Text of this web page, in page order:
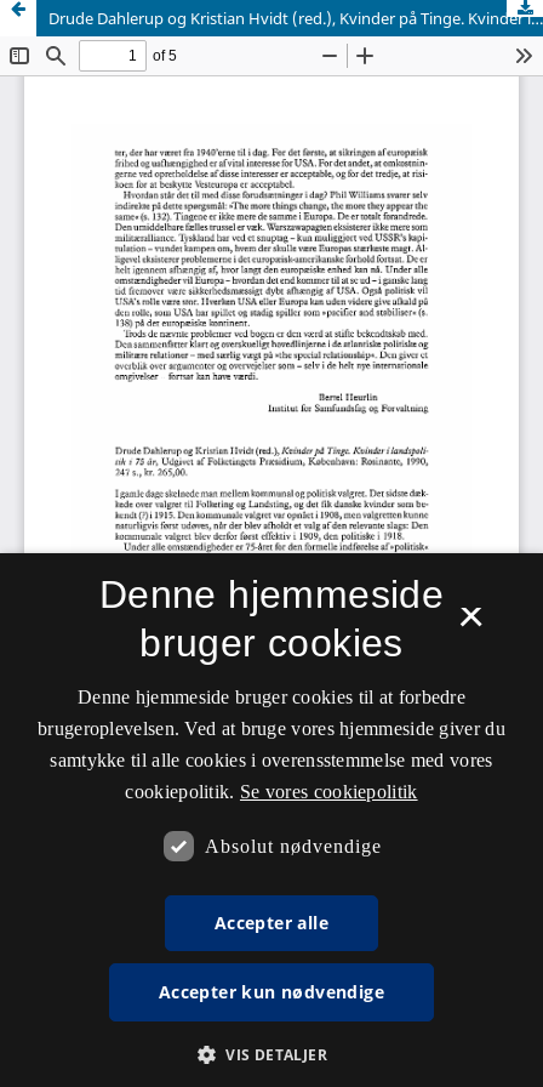
Drude Dahlerup og Kristian Hvidt (red.), Kvinder på Tinge. Kvinder i landspolitik 75 år, Udgivet af Folketingets Præsidium, København: Rosinante, 1990, 247 s., kr. 265,00.
×
Denne hjemmeside
bruger cookies
Denne hjemmeside bruger cookies til at forbedre
brugeroplevelsen. Ved at bruge vores hjemmeside giver du
samtykke til alle cookies i overensstemmelse med vores
cookiepolitik. Se vores cookiepolitik
Absolut nødvendige
Accepter alle
Accepter kun nødvendige
VIS DETALJER